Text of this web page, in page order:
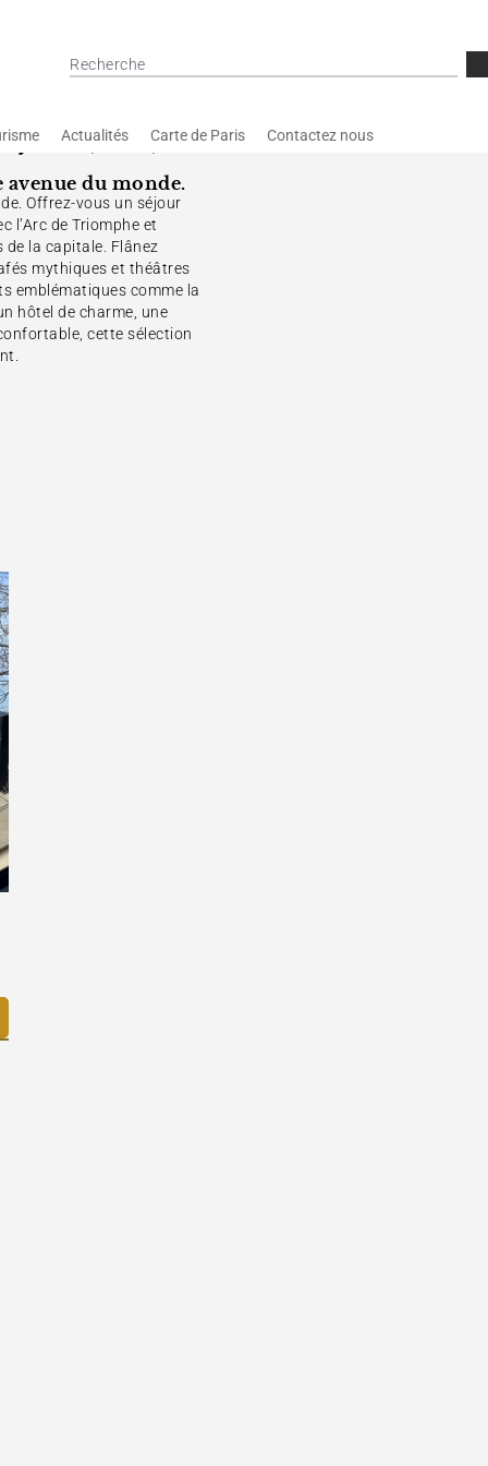
Actualités Carte de Paris Contactez nous
(Paris) 8e
du monde.
Offrez-vous un séjour
l’Arc de Triomphe et
de la capitale. Flânez
mythiques et théâtres
emblématiques comme la
hôtel de charme, une
cette sélection